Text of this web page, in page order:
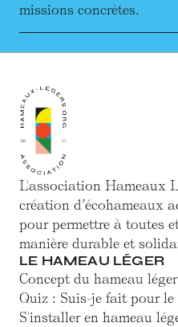
missions concrètes.
L'association Hameaux
création d’écohameaux
pour permettre à toutes
manière durable et
LE HAMEAU LÉGER
Concept du hameau léger
Quiz : Suis-je fait pour le
S'installer en hameau